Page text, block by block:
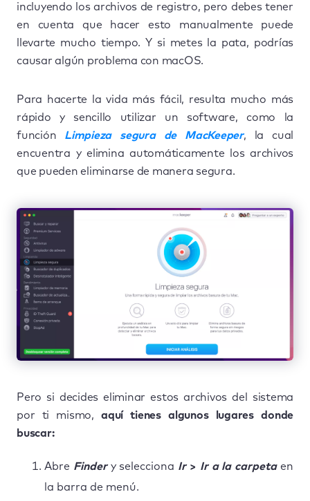
incluyendo los archivos de registro, pero debes tener
en cuenta que hacer esto manualmente puede
llevarte mucho tiempo. Y si metes la pata, podrías
causar algún problema con macOS.
Para hacerte la vida más fácil, resulta mucho más
rápido y sencillo utilizar un software, como la
función Limpieza segura de MacKeeper, la cual
encuentra y elimina automáticamente los archivos
que pueden eliminarse de manera segura.
Pero si decides eliminar estos archivos del sistema
por ti mismo,aquí tienes algunos lugares donde
buscar:
Abre Findery selecciona Ir> Ir a la carpetaen
la barra de menú.